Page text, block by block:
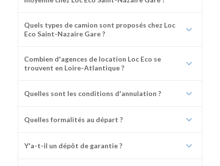
Quels types de camion sont proposés chez Loc
Eco Saint-Nazaire Gare ?
Combien d'agences de location Loc Eco se
trouvent en Loire-Atlantique ?
Quelles sont les conditions d'annulation ?
Quelles formalités au départ ?
Y'a-t-il un dépôt de garantie ?